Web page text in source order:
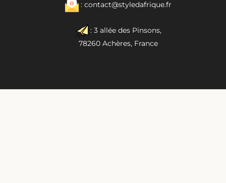
: contact@styledafrique.fr
: 3 allée des Pinsons,
78260 Achères, France